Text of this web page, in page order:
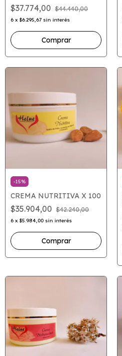
$37.774,00 $44.440,00
6 x $6.295,67 sin interés
-15%
CREMA NUTRITIVA X 100
$35.904,00 $42.240,00
6 x $5.984,00 sin interés